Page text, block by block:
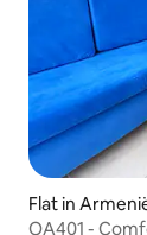
Flat in
OA401 -